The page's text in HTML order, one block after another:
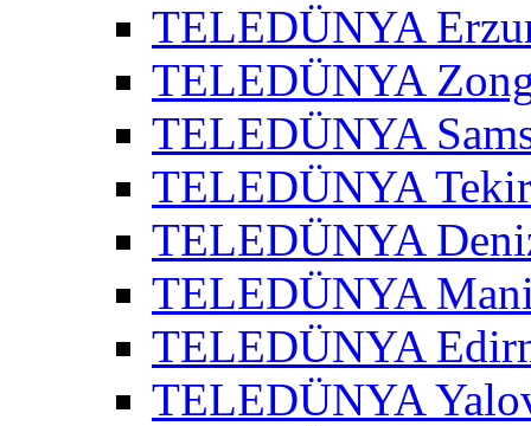
TELEDÜNYA
TELEDÜNYA
TELEDÜNYA
TELEDÜNYA
TELEDÜNYA
TELEDÜNYA
TELEDÜNYA
TELEDÜNYA